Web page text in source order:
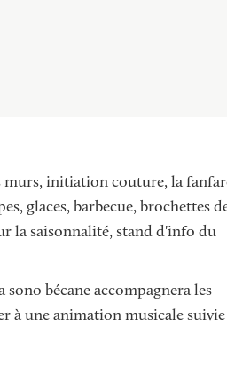
murs, initiation couture, la
glaces, barbecue, brochettes
la saisonnalité, stand d'info du
bécane accompagnera les
à une animation musicale suivie